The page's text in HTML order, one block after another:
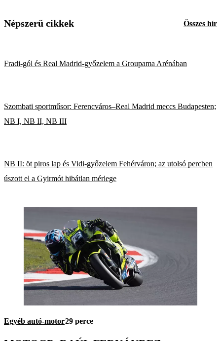
Népszerű cikkek Összes hír
Fradi-gól és Real Madrid-győzelem a Groupama Arénában
Szombati sportműsor: Ferencváros–Real Madrid meccs Budapesten;
NB I, NB II, NB III
NB II: öt piros lap és Vidi-győzelem Fehérváron; az utolsó percben
úszott el a Gyirmót hibátlan mérlege
Egyéb autó-motor29 perce